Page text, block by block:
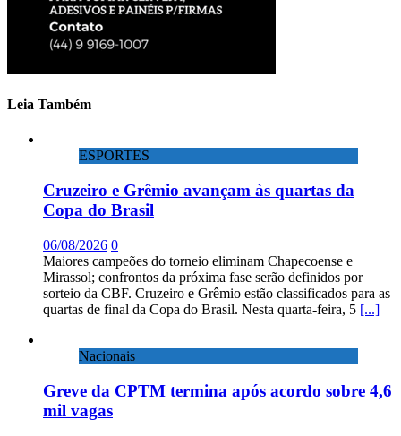
Leia Também
ESPORTES
Cruzeiro e Grêmio avançam às quartas da
Copa do Brasil
06/08/2026 0
Maiores campeões do torneio eliminam Chapecoense e
Mirassol; confrontos da próxima fase serão definidos por
sorteio da CBF. Cruzeiro e Grêmio estão classificados para as
quartas de final da Copa do Brasil. Nesta quarta-feira, 5 [...]
Nacionais
Greve da CPTM termina após acordo sobre 4,6
mil vagas